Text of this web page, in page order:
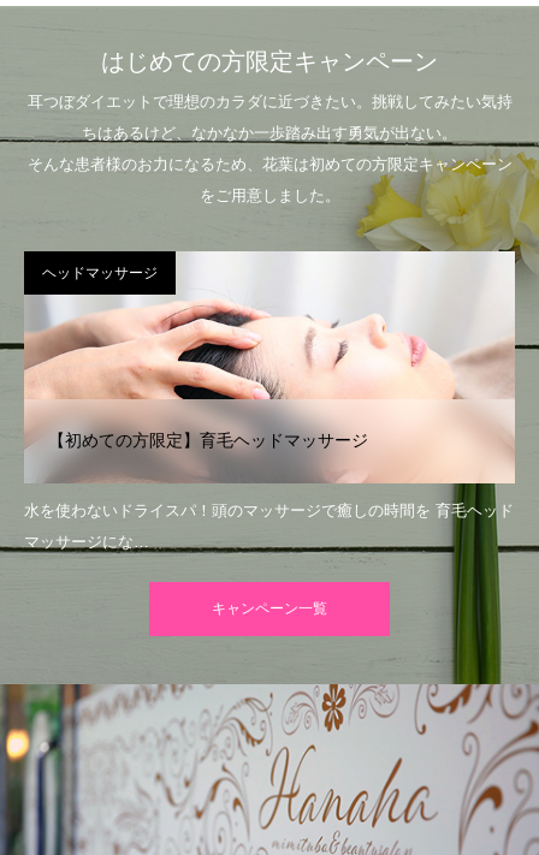
はじめての方限定キャンペーン
耳つぼダイエットで理想のカラダに近づきたい。挑戦してみたい気持
ちはあるけど、なかなか一歩踏み出す勇気が出ない。
そんな患者様のお力になるため、花葉は初めての方限定キャンペーン
をご用意しました。
ヘッドマッサージ
【初めての方限定】育毛ヘッドマッサージ
水を使わないドライスパ！頭のマッサージで癒しの時間を 育毛ヘッド
マッサージにな…
キャンペーン一覧